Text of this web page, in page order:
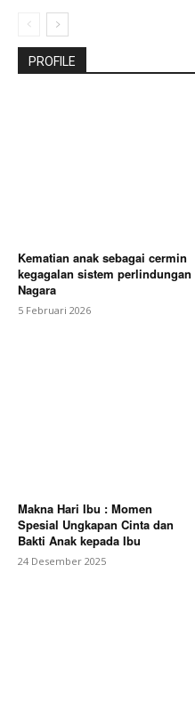
PROFILE
Kematian anak sebagai cermin
kegagalan sistem perlindungan
Nagara
5 Februari 2026
Makna Hari Ibu : Momen
Spesial Ungkapan Cinta dan
Bakti Anak kepada Ibu
24 Desember 2025